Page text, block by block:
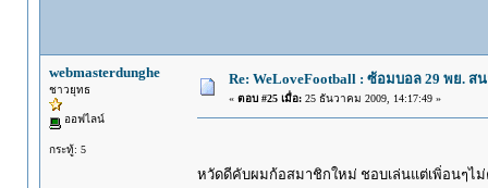
webmasterdunghe
ชาวยุทธ
ออฟไลน์
กระทู้: 5
Re: WeLoveFootball : ซ้อมบอล 29 พย. ส
« ตอบ #25 เมื่อ:25 ธันวาคม 2009, 14:17:49 »
หวัดดีคับผมก้อสมาชิกใหม่ ชอบเล่นแต่เพิ่อนๆ